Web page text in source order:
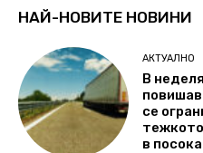
НАЙ-НОВИТЕ НОВИНИ
АКТУАЛНО
В
се
в